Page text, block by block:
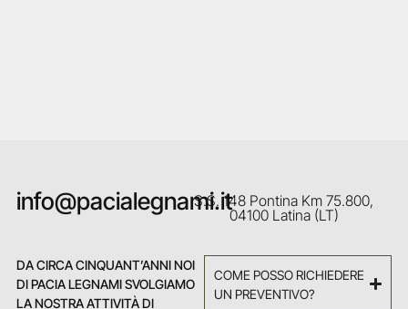
info@pacialegnami.itS.S. 148 Pontina Km 75.800,
04100 Latina (LT)
DA CIRCA CINQUANT’ANNI NOI
DI PACIA LEGNAMI SVOLGIAMO
LA NOSTRA ATTIVITÀ DI
COME POSSO RICHIEDERE
UN PREVENTIVO?